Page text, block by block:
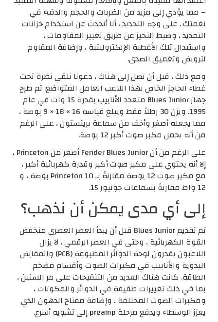
– مما يؤدي إلى مزيد من الضربات والحجم والدفء في
نغمتك . على وجه التحديد ، أنا أتحدث عن استخدام خزانات
التمديد ، وضبط التحيز عن طريق تغيير المقاومات ،
واستبدال تلك الأغطية الإلكتروليتية ، وإضافة المقاوم
لترويض وتغميق الصدى.
ومع ذلك ، قبل أن نصل إلى هناك ، دعونا نلقي نظرة تحت
غطاء الحاجز الخاص بهذا اللاعب العامل المتواضع. تم طرح
جهاز Blues Junior متعدد الأنابيب بقدرة 15 وات في عام
1995. ويزن 30 رطلاً فقط ويبلغ قياسه 16 × 18 × 9 بوصة ،
مما يجعله أصغر وأخف من سماعة برينستون ، على الرغم
من أنه يحمل مكبر صوت أكبر 12 بوصة.
على الرغم من أن Fender Blues Junior أصغر من Princeton ،
إلا أنه يحتوي على مكبر صوت أكبر وقدرة كهربائية أكبر ،
مع مكبر صوت 12 بوصة مقارنةً بـ Princeton 10 بوصة ، و
12 واط مقارنةً بسماعات جونيور 15.
إلى أي مدى يمكن أن نذهب؟
تم تقديم Blues Junior قبل أن يبدأ العصر العصري منخفض
القوة الكهربائية ، وحتى في العصر الرقمي ، لا يزال
اللاعبون يقدرون لوحة الدوائر المطبوعة (PCB) والمقابض
اليدوية والأنابيب في مكبرات الصوت وأقسام مضخم
الطاقة. كانت هناك العديد من التنقيحات على مر السنين ،
بما في ذلك تغييرات طفيفة في الدوائر والمكونات ،
ومكبرات الصوت المختلفة ، وإضافة مفتاح الدهون الذي
يعزز الوسطاء ويدفع مرحلة preamp إلى تشويه أسرع.